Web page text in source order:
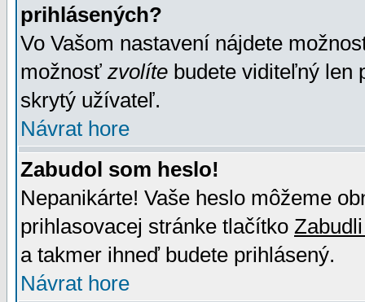
prihlásených?
Vo Vašom nastavení nájdete
možnosť zvolíte budete viditeľný len
skrytý užívateľ.
Návrat hore
Zabudol som heslo!
Nepanikárte! Vaše heslo môžeme
prihlasovacej stránke tlačítko
a takmer ihneď budete prihlásený.
Návrat hore